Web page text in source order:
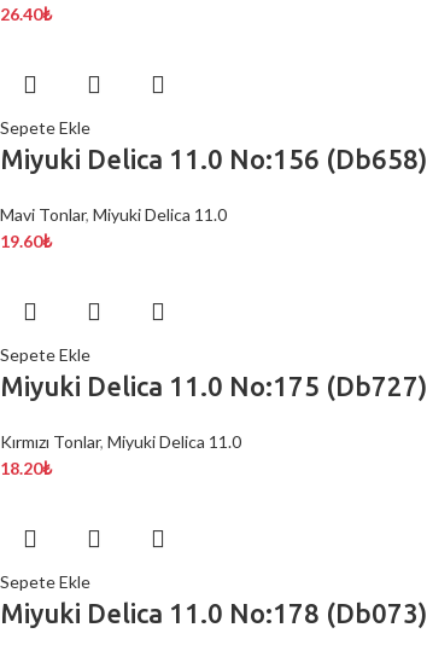
26.40₺
Sepete Ekle
Miyuki Delica 11.0 No:156 (Db658)
Mavi Tonlar, Miyuki Delica 11.0
19.60₺
Sepete Ekle
Miyuki Delica 11.0 No:175 (Db727)
Kırmızı Tonlar, Miyuki Delica 11.0
18.20₺
Sepete Ekle
Miyuki Delica 11.0 No:178 (Db073)